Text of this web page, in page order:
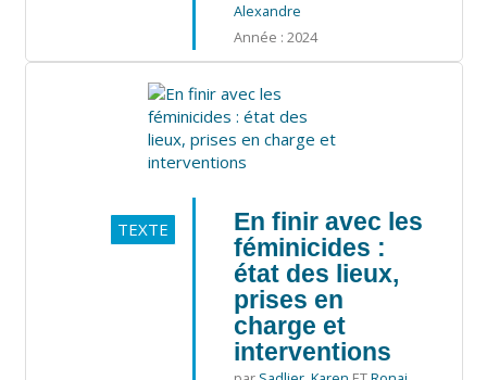
Alexandre
Année : 2024
TEXTE
En finir avec les
féminicides :
état des lieux,
prises en
charge et
interventions